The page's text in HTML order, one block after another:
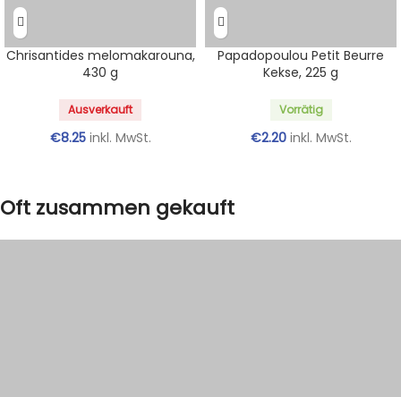
Chrisantides melomakarouna,
430 g
Ausverkauft
€8.25 inkl. MwSt.
Papadopoulou Petit Beurre
Kekse, 225 g
Vorrätig
€2.20 inkl. MwSt.
Oft zusammen gekauft